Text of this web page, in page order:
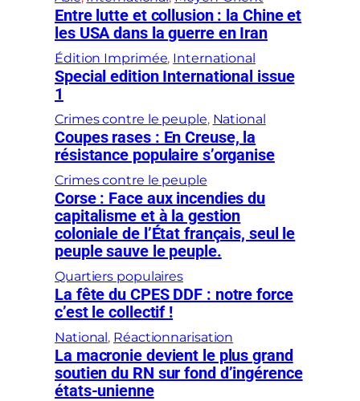
Entre lutte et collusion : la Chine et
les USA dans la guerre en Iran
Édition Imprimée, International
Special edition International issue
1
Crimes contre le peuple, National
Coupes rases : En Creuse, la
résistance populaire s’organise
Crimes contre le peuple
Corse : Face aux incendies du
capitalisme et à la gestion
coloniale de l’État français, seul le
peuple sauve le peuple.
Quartiers populaires
La fête du CPES DDF : notre force
c’est le collectif !
National, Réactionnarisation
La macronie devient le plus grand
soutien du RN sur fond d’ingérence
états-unienne